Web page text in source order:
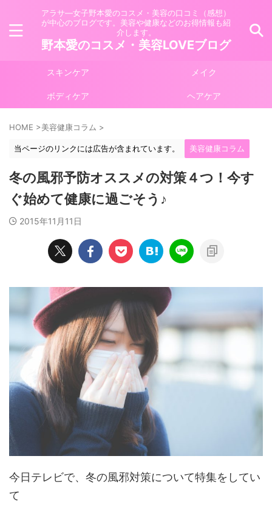
アラサ―女子野本愛のコスメ・美容の口コミ（感想）
が中心のブログです。美容や健康などのお得情報も紹
介します。
野本愛のコスメ・美容LOVEブログ
スキンケア メイク
ボディケア ヘアケア
HOME >美容健康コラム >
当ページのリンクには広告が含まれています。 美容健康コラム
冬の風邪予防オススメの対策４つ！今す
ぐ始めて健康に過ごそう♪
2015年11月11日
今日テレビで、冬の風邪対策について特集をしてい
て